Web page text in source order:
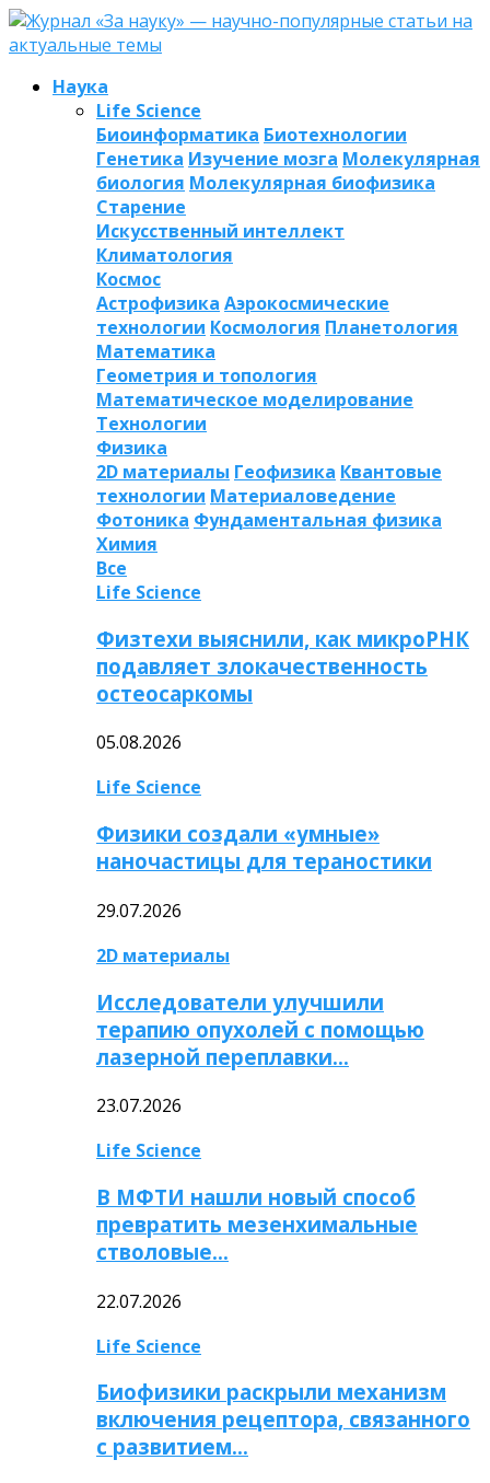
Наука
Life Science
Биоинформатика Биотехнологии
Генетика Изучение мозга Молекулярная
биология Молекулярная биофизика
Старение
Искусственный интеллект
Климатология
Космос
Астрофизика Аэрокосмические
технологии Космология Планетология
Математика
Геометрия и топология
Математическое моделирование
Технологии
Физика
2D материалы Геофизика Квантовые
технологии Материаловедение
Фотоника Фундаментальная физика
Химия
Все
Life Science
Физтехи выяснили, как микроРНК
подавляет злокачественность
остеосаркомы
05.08.2026
Life Science
Физики создали «умные»
наночастицы для тераностики
29.07.2026
2D материалы
Исследователи улучшили
терапию опухолей с помощью
лазерной переплавки…
23.07.2026
Life Science
В МФТИ нашли новый способ
превратить мезенхимальные
стволовые…
22.07.2026
Life Science
Биофизики раскрыли механизм
включения рецептора, связанного
с развитием…